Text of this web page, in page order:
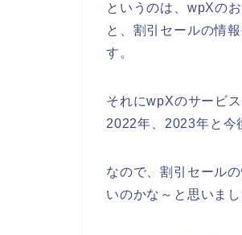
というのは、wpXの
と、割引セールの情
す。
それにwpXのサービ
2022年、2023年と今
なので、割引セール
いのかな～と思いまし